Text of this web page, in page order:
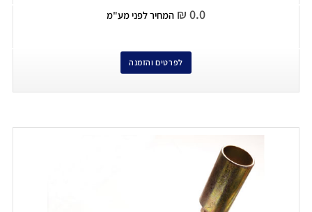
₪ 0.0 המחיר לפני מע"מ
לפרטים והזמנה